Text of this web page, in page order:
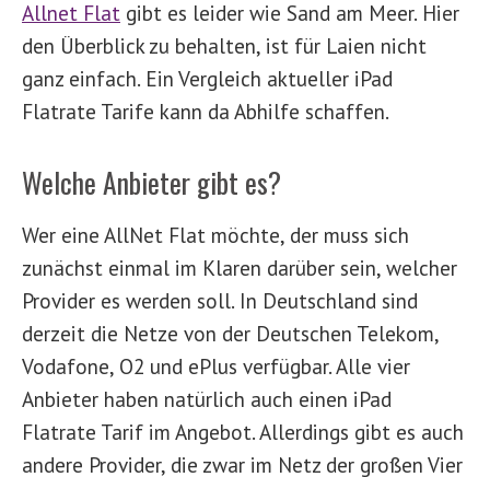
Allnet Flat gibt es leider wie Sand am Meer. Hier
den Überblick zu behalten, ist für Laien nicht
ganz einfach. Ein Vergleich aktueller iPad
Flatrate Tarife kann da Abhilfe schaffen.
Welche Anbieter gibt es?
Wer eine AllNet Flat möchte, der muss sich
zunächst einmal im Klaren darüber sein, welcher
Provider es werden soll. In Deutschland sind
derzeit die Netze von der Deutschen Telekom,
Vodafone, O2 und ePlus verfügbar. Alle vier
Anbieter haben natürlich auch einen iPad
Flatrate Tarif im Angebot. Allerdings gibt es auch
andere Provider, die zwar im Netz der großen Vier